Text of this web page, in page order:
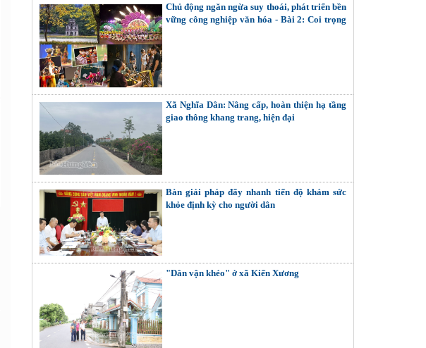
Chủ động ngăn ngừa suy thoái, phát triển bền
vững công nghiệp văn hóa - Bài 2: Coi trọng
Xã Nghĩa Dân: Nâng cấp, hoàn thiện hạ tầng
giao thông khang trang, hiện đại
Bàn giải pháp đẩy nhanh tiến độ khám sức
khỏe định kỳ cho người dân
"Dân vận khéo" ở xã Kiến Xương